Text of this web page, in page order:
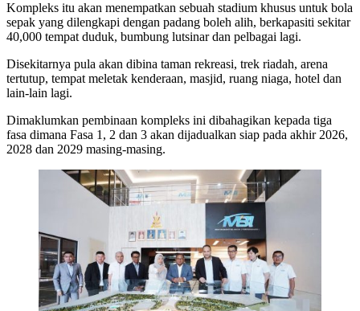
Kompleks itu akan menempatkan sebuah stadium khusus untuk bola
sepak yang dilengkapi dengan padang boleh alih, berkapasiti sekitar
40,000 tempat duduk, bumbung lutsinar dan pelbagai lagi.
Disekitarnya pula akan dibina taman rekreasi, trek riadah, arena
tertutup, tempat meletak kenderaan, masjid, ruang niaga, hotel dan
lain-lain lagi.
Dimaklumkan pembinaan kompleks ini dibahagikan kepada tiga
fasa dimana Fasa 1, 2 dan 3 akan dijadualkan siap pada akhir 2026,
2028 dan 2029 masing-masing.